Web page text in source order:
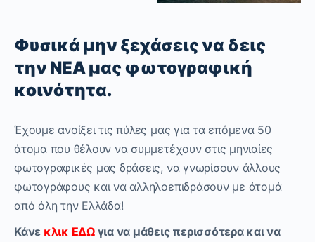
Φυσικά μην ξεχάσεις να δεις
την ΝΕΑ μας φωτογραφική
κοινότητα.
Έχουμε ανοίξει τις πύλες μας για τα επόμενα 50
άτομα που θέλουν να συμμετέχουν στις μηνιαίες
φωτογραφικές μας δράσεις, να γνωρίσουν άλλους
φωτογράφους και να αλληλοεπιδράσουν με άτομά
από όλη την Ελλάδα!
Κάνε κλικ ΕΔΩ για να μάθεις περισσότερα και να